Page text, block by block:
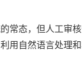
常态，但人工审
用自然语言处理